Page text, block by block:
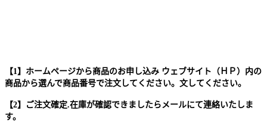
【1】ホームページから商品のお申し込み ウェブサイト（ＨＰ）内の
商品から選んで商品番号で注文してください。文してください。
【2】ご注文確定.在庫が確認できましたらメールにて連絡いたしま
す。